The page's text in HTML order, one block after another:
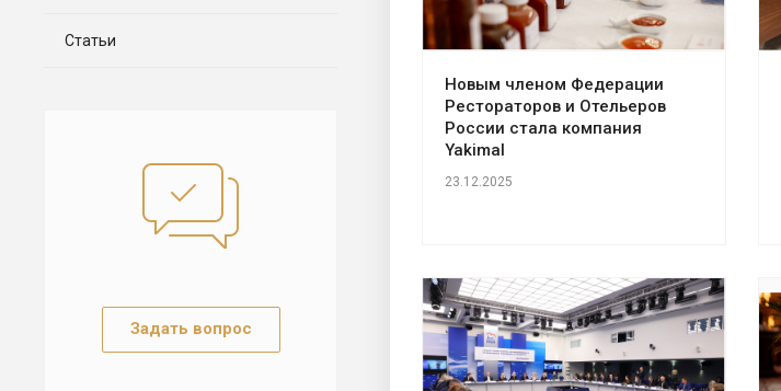
Новым членом Федерации
Рестораторов и Отельеров
России стала компания
Yakimal
23.12.2025
Статьи
Задать вопрос